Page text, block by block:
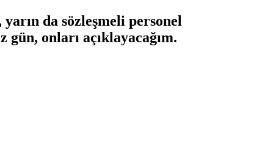
da sözleşmeli personel
gün, onları açıklayacağım.